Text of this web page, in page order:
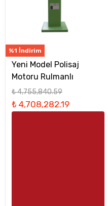
%1 İndirim
Yeni Model Polisaj
Motoru Rulmanlı
₺ 4,755,840.59
₺ 4,708,282.19